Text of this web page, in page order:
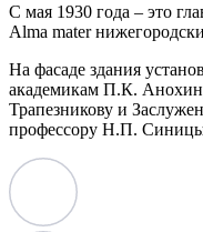
С мая 1930 года – это
Alma mater
На фасаде здания
академикам П.К.
Трапезникову и
профессору Н.П.